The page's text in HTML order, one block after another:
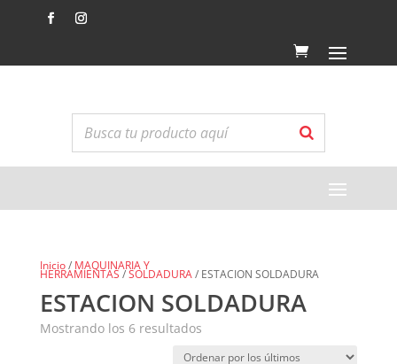
Inicio/ MAQUINARIA Y
HERRAMIENTAS/SOLDADURA/ ESTACION SOLDADURA
ESTACION SOLDADURA
Mostrando los 6 resultadosOrdenado
por
últimos